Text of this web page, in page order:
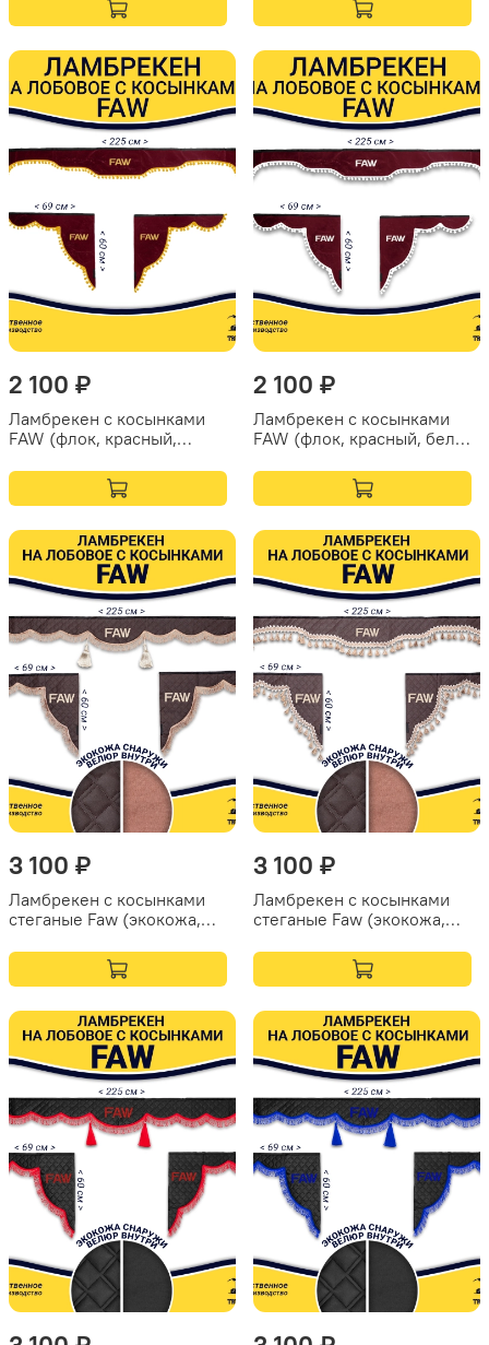
2 100 ₽
Ламбрекен с косынками
FAW (флок, красный,
2 100 ₽
Ламбрекен с косынками
FAW (флок, красный, белые
3 100 ₽
Ламбрекен с косынками
стеганые Faw (экокожа,
кисточки)
3 100 ₽
Ламбрекен с косынками
стеганые Faw (экокожа,
кисточки)